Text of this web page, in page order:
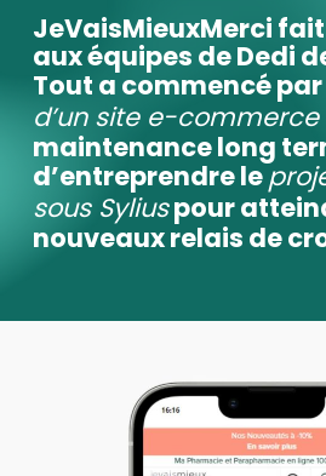
JeVaisMieuxMerci
aux équipes de Dedi
Tout a commencé
d’un site e-commerce
maintenance long
d’entreprendre le
sous Syliuspour
nouveaux relais de